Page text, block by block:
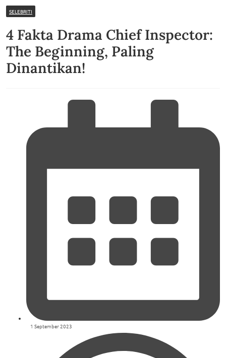
SELEBRITI
4 Fakta Drama Chief Inspector:
The Beginning, Paling
Dinantikan!
1 September 2023